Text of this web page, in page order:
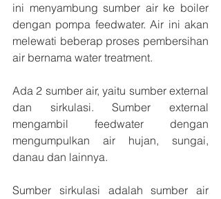
ini menyambung sumber air ke boiler
dengan pompa feedwater. Air ini akan
melewati beberap proses pembersihan
air bernama water treatment.
Ada 2 sumber air, yaitu sumber external
dan sirkulasi. Sumber external
mengambil feedwater dengan
mengumpulkan air hujan, sungai,
danau dan lainnya.
Sumber sirkulasi adalah sumber air